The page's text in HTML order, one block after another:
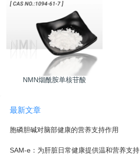
NMN烟酰胺单核苷酸
最新文章
胞磷胆碱对脑部健康的营养支持作用
SAM-e：为肝脏日常健康提供温和营养支持